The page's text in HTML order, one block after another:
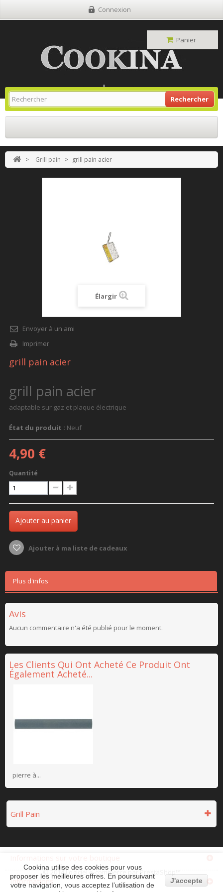
Connexion
Rechercher
Panier
Site Grill Gaz Retour À L'accueil
> Grill pain > grill pain acier
Élargir
Envoyer à un ami
Imprimer
grill pain acier
grill pain acier
adaptable sur gaz et plaque électrique
État du produit : Neuf
4,90 €
Quantité
Ajouter au panier
Ajouter à ma liste de cadeaux
Plus d'infos
Avis
Aucun commentaire n'a été publié pour le moment.
Les Clients Qui Ont Acheté Ce Produit Ont
Également Acheté...
pierre à...
Grill Pain
Informations
© 2014Logiciel e-commerce par PrestaShop™
Cookina utilise des cookies pour vous
proposer les meilleures offres. En poursuivant
votre navigation, vous acceptez l’utilisation de
J'accepte